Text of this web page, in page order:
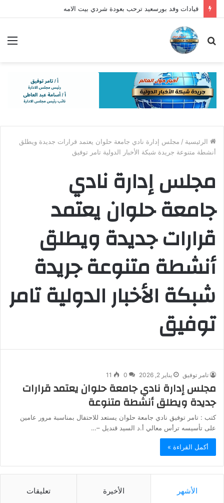
قيادات وفد بورسعيد ترحب بعودة شردي بيت الامه
بحث
الرئيسية / مجلس إدارة نادي جامعة حلوان يعتمد قرارات جديدة ويطلق
أنشطة متنوعة جريدة شبكة الأخبار الدولية تامر توفيق
مجلس إدارة نادي
جامعة حلوان يعتمد
قرارات جديدة ويطلق
أنشطة متنوعة جريدة
شبكة الأخبار الدولية تامر
توفيق
تامر توفيق يناير 2, 2026 0
11
مجلس إدارة نادي جامعة حلوان يعتمد قرارات
جديدة ويطلق أنشطة متنوعة
كتب : تامر توفيق نادي جامعة حلوان يستعد للاحتفال بمناسبة مرور عامين
على تأسيسه ترأس معالي أ.د السيد قنديل –…
أكمل القراءة »
الأشهر الأخيرة تعليقات